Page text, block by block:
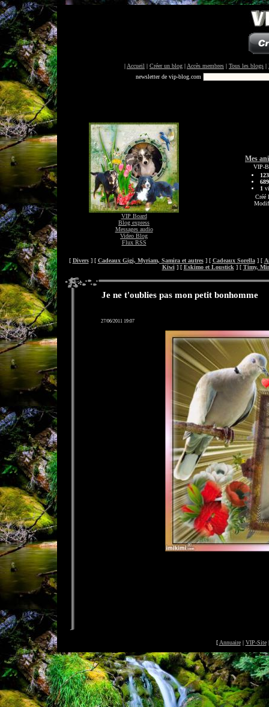
| Accueil | Créer un blog | Accès membres | Tous les blogs |
newsletter de vip-blog.com
VIP Board
Blog express
Messages audio
Video Blog
Flux RSS
Mes
VIP-
1
Créé
[ Divers] [ Cadeaux Gigi, Myriam, Samira et autres] [ Cadeaux Sorella] [
Kiwi] [ Eskimo et Loustick ] [ Timy,
Je ne t'oublies pas mon petit bonhomme
27/06/2011 19:07
[ Annuaire| VIP-Site
©